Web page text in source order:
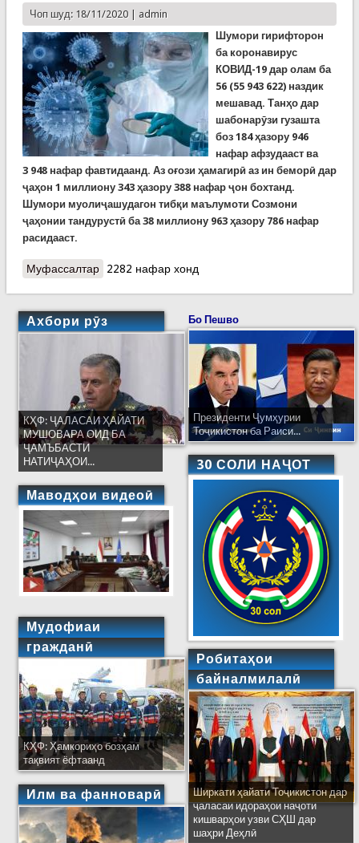
Чоп шуд: 18/11/2020 | admin
Шумори гирифторон
ба коронавирус
КОВИД-19 дар олам ба
56 (55 943 622)наздик
мешавад. Танҳо дар
шабонарӯзи гузашта
боз 184 ҳазору 946
нафар афзудааст ва
3 948 нафар фавтидаанд. Аз оғози ҳамагирӣ аз ин беморӣ дар
ҷаҳон 1 миллиону 343 ҳазору 388 нафар ҷон бохтанд.
Шумори муолиҷашудагон тибқи маълумоти Созмони
ҷаҳонии тандурустӣ ба 38 миллиону 963 ҳазору 786 нафар
расидааст.
Муфассалтаро Covid-19: Дабири кулли СММ аз сарварони
миллиард доллар ҷудо кунанд. 65 нафар
кормандони СҶТ ба коронавирус мубтало
шудаанд
2282 нафар хонд
Ахбори рӯз
КҲФ: ҶАЛАСАИ ҲАЙАТИ
МУШОВАРА ОИД БА
ҶАМЪБАСТИ
НАТИҶАҲОИ...
Маводҳои видеоӣ
Мудофиаи
гражданӣ
КҲФ: Ҳамкориҳо бозҳам
тақвият ёфтаанд
Илм ва фанноварӣ
Бо Пешво
Президенти Ҷумҳурии
Тоҷикистон ба Раиси...
30 СОЛИ НАҶОТ
Робитаҳои
байналмилалӣ
Ширкати ҳайати Тоҷикистон дар
ҷаласаи идораҳои наҷоти
кишварҳои узви СҲШ дар
шаҳри Деҳлӣ